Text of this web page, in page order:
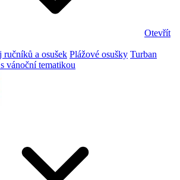
Otevřít
ručníků a osušek Plážové osušky Turban
vánoční tematikou